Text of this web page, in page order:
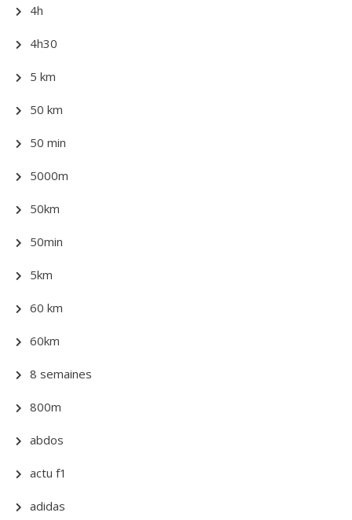
4h
4h30
5 km
50 km
50 min
5000m
50km
50min
5km
60 km
60km
8 semaines
800m
abdos
actu f1
adidas